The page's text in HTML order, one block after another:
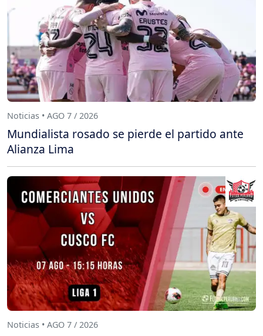
Noticias • AGO 7 / 2026
Mundialista rosado se pierde el partido ante
Alianza Lima
Noticias • AGO 7 / 2026